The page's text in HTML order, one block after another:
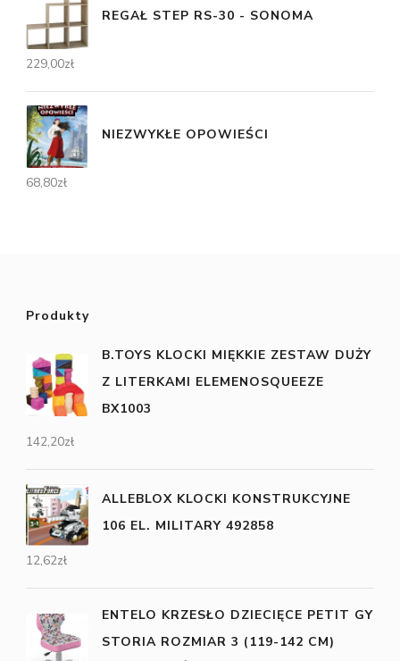
REGAŁ STEP RS-30 - SONOMA
229,00zł
NIEZWYKŁE OPOWIEŚCI
68,80zł
Produkty
B.TOYS KLOCKI MIĘKKIE ZESTAW DUŻY
Z LITERKAMI ELEMENOSQUEEZE
BX1003
142,20zł
ALLEBLOX KLOCKI KONSTRUKCYJNE
106 EL. MILITARY 492858
12,62zł
ENTELO KRZESŁO DZIECIĘCE PETIT GY
STORIA ROZMIAR 3 (119-142 CM)